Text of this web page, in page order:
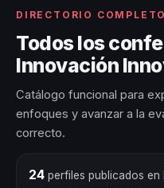
DIRECTORIO COMPLETO
Todos los
Innovación
Catálogo funcional para
enfoques y avanzar a la
correcto.
24perfiles publicados en